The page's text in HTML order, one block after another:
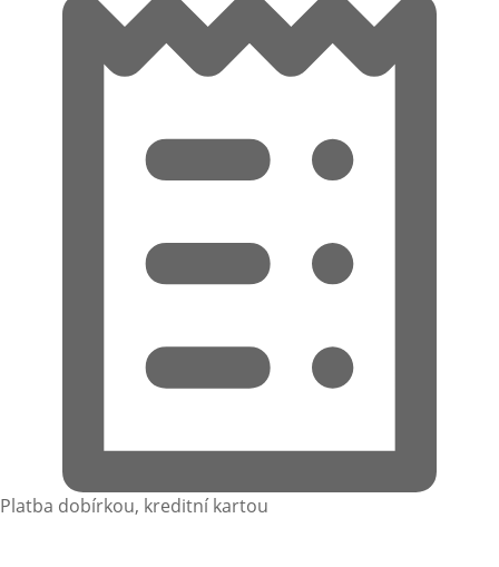
Platba dobírkou, kreditní kartou